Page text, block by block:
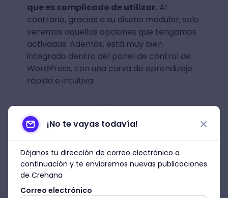
que es complicado de utilizar.Al
contrario, gracias a su diseño modular, solo
veremos aquellas opciones que tengamos
activadas. Además, está muy bien
integrado dentro del panel de control de
WordPress, con una curva de aprendizaje
rápida e intuitiva.
¡No te vayas todavía!
Déjanos tu dirección de correo electrónico a
continuación y te enviaremos nuevas publicaciones
de Crehana
Correo electrónico